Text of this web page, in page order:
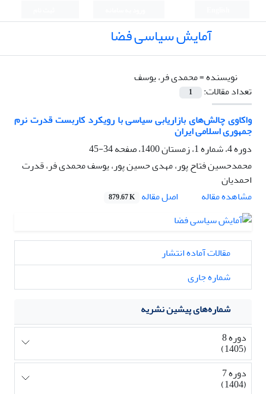
آمایش سیاسی فضا
نویسنده =محمدی فر، یوسف
تعداد مقالات:
1
واکاوی چالش‌های بازاریابی سیاسی با رویکرد کاربست قدرت نرم
جمهوری اسلامی ایران
دوره 4، شماره 1، زمستان 1400، صفحه
34-45
محمدحسین فتاح پور، مهدی حسین پور، یوسف محمدی فر، قدرت
احمدیان
مشاهده مقاله
اصل مقاله 879.67 K
مقالات آماده انتشار
شماره جاری
شماره‌های پیشین نشریه
دوره 8
(1405)
دوره 7
(1404)